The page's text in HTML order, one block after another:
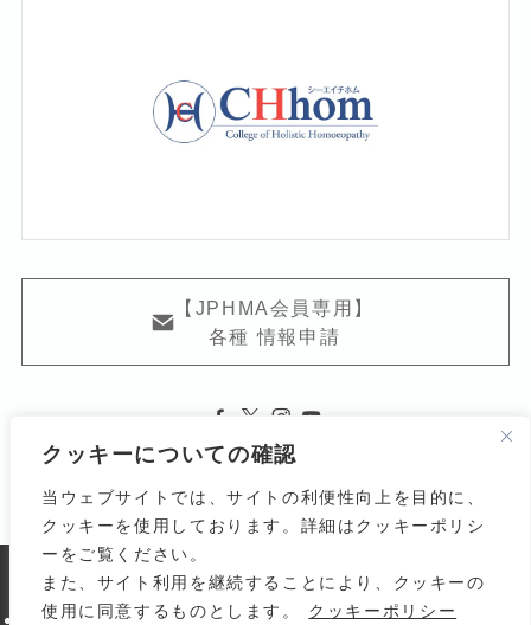
クッキーについての確認
当ウェブサイトでは、サイトの利便性向上を目的に、
クッキーを使用しております。詳細はクッキーポリシ
ーをご覧ください。
また、サイト利用を継続することにより、クッキーの
使用に同意するものとします。
クッキーポリシー
【JPHMA会員専用】
各種 情報申請
よくある質問 関連リンク
利用規約